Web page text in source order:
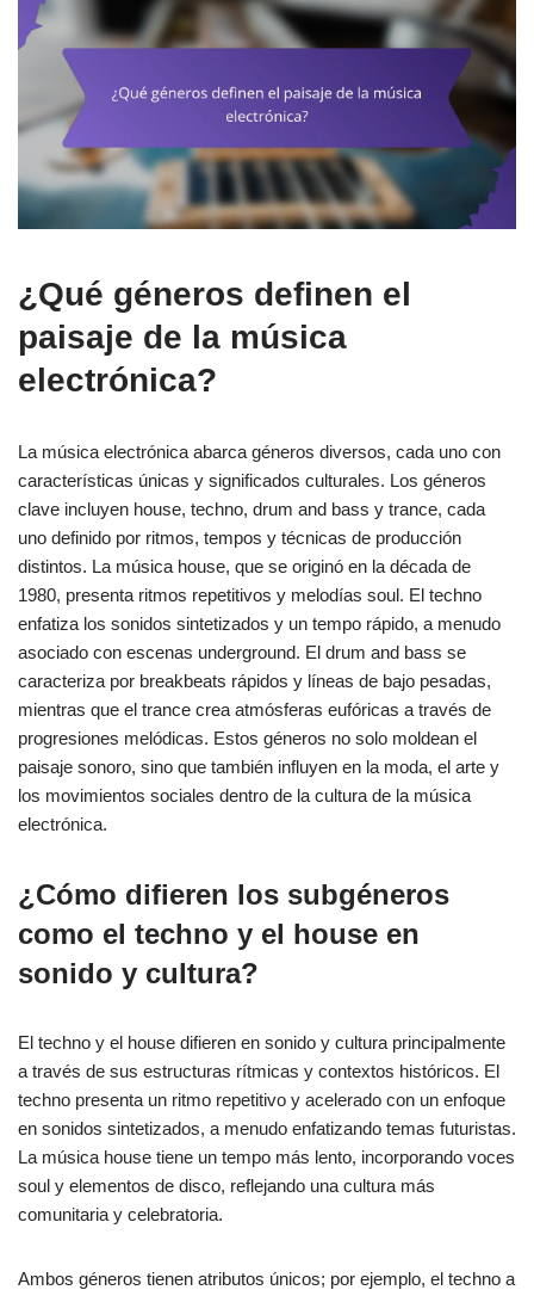
¿Qué géneros definen el
paisaje de la música
electrónica?
La música electrónica abarca géneros diversos, cada uno con
características únicas y significados culturales. Los géneros
clave incluyen house, techno, drum and bass y trance, cada
uno definido por ritmos, tempos y técnicas de producción
distintos. La música house, que se originó en la década de
1980, presenta ritmos repetitivos y melodías soul. El techno
enfatiza los sonidos sintetizados y un tempo rápido, a menudo
asociado con escenas underground. El drum and bass se
caracteriza por breakbeats rápidos y líneas de bajo pesadas,
mientras que el trance crea atmósferas eufóricas a través de
progresiones melódicas. Estos géneros no solo moldean el
paisaje sonoro, sino que también influyen en la moda, el arte y
los movimientos sociales dentro de la cultura de la música
electrónica.
¿Cómo difieren los subgéneros
como el techno y el house en
sonido y cultura?
El techno y el house difieren en sonido y cultura principalmente
a través de sus estructuras rítmicas y contextos históricos. El
techno presenta un ritmo repetitivo y acelerado con un enfoque
en sonidos sintetizados, a menudo enfatizando temas futuristas.
La música house tiene un tempo más lento, incorporando voces
soul y elementos de disco, reflejando una cultura más
comunitaria y celebratoria.
Ambos géneros tienen atributos únicos; por ejemplo, el techno a